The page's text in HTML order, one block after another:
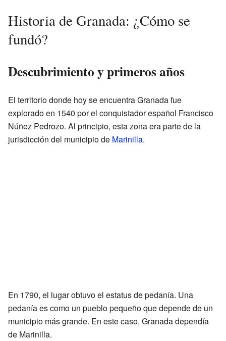
Historia de Granada: ¿Cómo se
fundó?
Descubrimiento y primeros años
El territorio donde hoy se encuentra Granada fue
explorado en 1540 por el conquistador español Francisco
Núñez Pedrozo. Al principio, esta zona era parte de la
jurisdicción del municipio de Marinilla.
En 1790, el lugar obtuvo el estatus de pedanía. Una
pedanía es como un pueblo pequeño que depende de un
municipio más grande. En este caso, Granada dependía
de Marinilla.